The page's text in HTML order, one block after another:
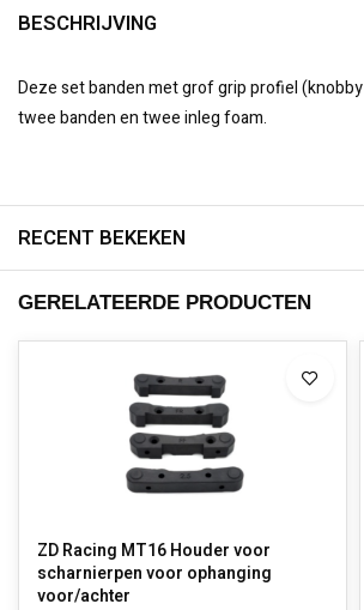
BESCHRIJVING
Deze set banden met grof grip profiel
twee banden en twee inleg foam.
RECENT BEKEKEN
GERELATEERDE PRODUCTEN
ZD Racing MT16 Houder voor
scharnierpen voor ophanging
voor/achter